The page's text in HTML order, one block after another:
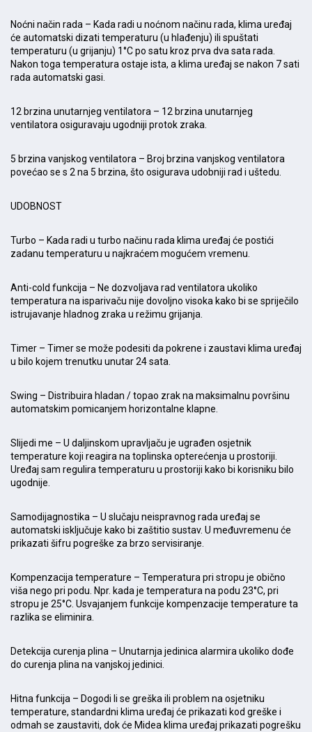
Noćni način rada – Kada radi u noćnom načinu rada, klima uređaj
će automatski dizati temperaturu (u hlađenju) ili spuštati
temperaturu (u grijanju) 1°C po satu kroz prva dva sata rada.
Nakon toga temperatura ostaje ista, a klima uređaj se nakon 7 sati
rada automatski gasi.
12 brzina unutarnjeg ventilatora – 12 brzina unutarnjeg
ventilatora osiguravaju ugodniji protok zraka.
5 brzina vanjskog ventilatora – Broj brzina vanjskog ventilatora
povećao se s 2 na 5 brzina, što osigurava udobniji rad i uštedu.
UDOBNOST
Turbo – Kada radi u turbo načinu rada klima uređaj će postići
zadanu temperaturu u najkraćem mogućem vremenu.
Anti-cold funkcija – Ne dozvoljava rad ventilatora ukoliko
temperatura na isparivaču nije dovoljno visoka kako bi se spriječilo
istrujavanje hladnog zraka u režimu grijanja.
Timer – Timer se može podesiti da pokrene i zaustavi klima uređaj
u bilo kojem trenutku unutar 24 sata.
Swing – Distribuira hladan / topao zrak na maksimalnu površinu
automatskim pomicanjem horizontalne klapne.
Slijedi me – U daljinskom upravljaču je ugrađen osjetnik
temperature koji reagira na toplinska opterećenja u prostoriji.
Uređaj sam regulira temperaturu u prostoriji kako bi korisniku bilo
ugodnije.
Samodijagnostika – U slučaju neispravnog rada uređaj se
automatski isključuje kako bi zaštitio sustav. U međuvremenu će
prikazati šifru pogreške za brzo servisiranje.
Kompenzacija temperature – Temperatura pri stropu je obično
viša nego pri podu. Npr. kada je temperatura na podu 23°C, pri
stropu je 25°C. Usvajanjem funkcije kompenzacije temperature ta
razlika se eliminira.
Detekcija curenja plina – Unutarnja jedinica alarmira ukoliko dođe
do curenja plina na vanjskoj jedinici.
Hitna funkcija – Dogodi li se greška ili problem na osjetniku
temperature, standardni klima uređaj će prikazati kod greške i
odmah se zaustaviti, dok će Midea klima uređaj prikazati pogrešku